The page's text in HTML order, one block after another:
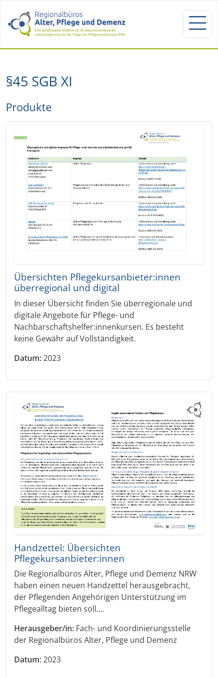
§45 SGB XI
Produkte
Übersichten Pflegekursanbieter:innen
überregional und digital
In dieser Übersicht finden Sie überregionale und
digitale Angebote für Pflege- und
Nachbarschaftshelfer:innenkursen. Es besteht
keine Gewähr auf Vollständigkeit.
Datum:2023
Handzettel: Übersichten
Pflegekursanbieter:innen
Die Regionalbüros Alter, Pflege und Demenz NRW
haben einen neuen Handzettel herausgebracht,
der Pflegenden Angehörigen Unterstützung im
Pflegealltag bieten soll.…
Herausgeber/in: Fach- und Koordinierungsstelle
der Regionalbüros Alter, Pflege und Demenz
Datum:2023